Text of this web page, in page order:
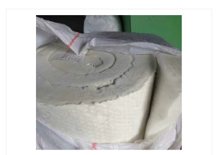
硅酸铝纤维毡 硅酸铝模块
硅酸铝保温棉 硅酸铝板